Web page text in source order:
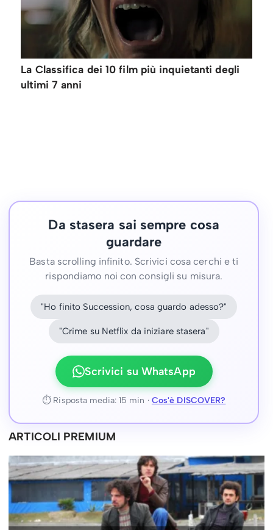
La Classifica dei 10 film più inquietanti degli
ultimi 7 anni
Da stasera sai sempre cosa
guardare
Basta scrolling infinito. Scrivici cosa cerchi e ti
rispondiamo noi con consigli su misura.
"Ho finito Succession, cosa guardo adesso?"
"Crime su Netflix da iniziare stasera"
Scrivici su WhatsApp
⏱ Risposta media: 15 min · Cos'è DISCOVER?
ARTICOLI PREMIUM